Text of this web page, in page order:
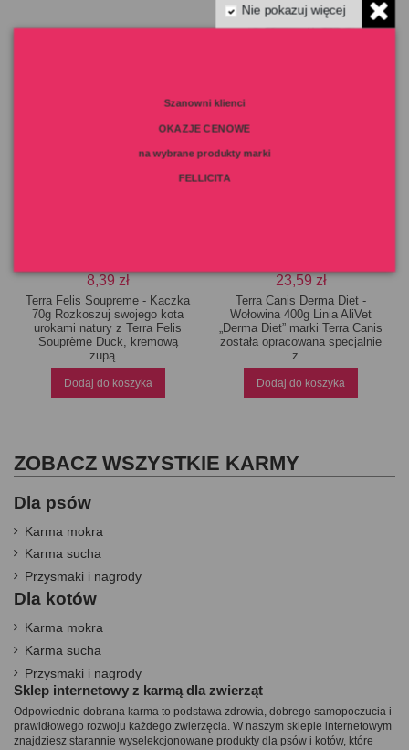
8,39 zł
Terra Felis Soupreme - Kaczka
70g Rozkoszuj swojego kota
urokami natury z Terra Felis
Souprème Duck, kremową
zupą...
Dodaj do koszyka
23,59 zł
Terra Canis Derma Diet -
Wołowina 400g Linia AliVet
„Derma Diet” marki Terra Canis
została opracowana specjalnie
z...
Dodaj do koszyka
ZOBACZ WSZYSTKIE KARMY
Dla psów
Karma mokra
Karma sucha
Przysmaki i nagrody
Dla kotów
Karma mokra
Karma sucha
Przysmaki i nagrody
Sklep internetowy z karmą dla zwierząt
Odpowiednio dobrana karma to podstawa zdrowia, dobrego samopoczucia i
prawidłowego rozwoju każdego zwierzęcia. W naszym sklepie internetowym
znajdziesz starannie wyselekcjonowane produkty dla psów i kotów, które
Nie pokazuj więcej
Szanowni klienci
OKAZJE CENOWE
na wybrane produkty marki
FELLICITA